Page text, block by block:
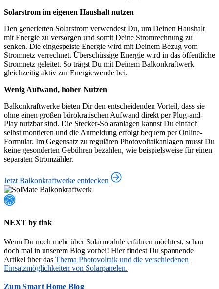
Solarstrom im eigenen Haushalt nutzen
Den generierten Solarstrom verwendest Du, um Deinen Haushalt
mit Energie zu versorgen und somit Deine Stromrechnung zu
senken. Die eingespeiste Energie wird mit Deinem Bezug vom
Stromnetz verrechnet. Überschüssige Energie wird in das öffentliche
Stromnetz geleitet. So trägst Du mit Deinem Balkonkraftwerk
gleichzeitig aktiv zur Energiewende bei.
Wenig Aufwand, hoher Nutzen
Balkonkraftwerke bieten Dir den entscheidenden Vorteil, dass sie
ohne einen großen bürokratischen Aufwand direkt per Plug-and-
Play nutzbar sind. Die Stecker-Solaranlagen kannst Du einfach
selbst montieren und die Anmeldung erfolgt bequem per Online-
Formular. Im Gegensatz zu regulären Photovoltaikanlagen musst Du
keine gesonderten Gebühren bezahlen, wie beispielsweise für einen
separaten Stromzähler.
Jetzt Balkonkraftwerke entdecken
NEXT by tink
Wenn Du noch mehr über Solarmodule erfahren möchtest, schau
doch mal in unserem Blog vorbei! Hier findest Du spannende
Artikel über das Thema Photovoltaik und die verschiedenen
Einsatzmöglichkeiten von Solarpanelen.
Zum Smart Home Blog